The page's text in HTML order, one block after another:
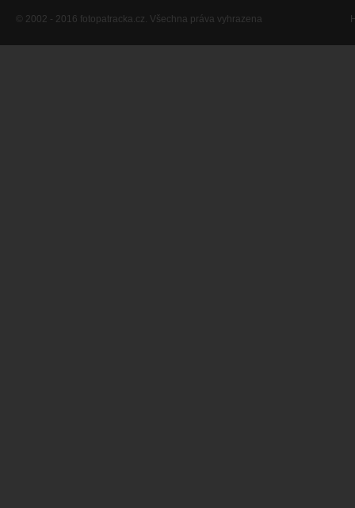
© 2002 - 2016 fotopatracka.cz. Všechna práva vyhrazena